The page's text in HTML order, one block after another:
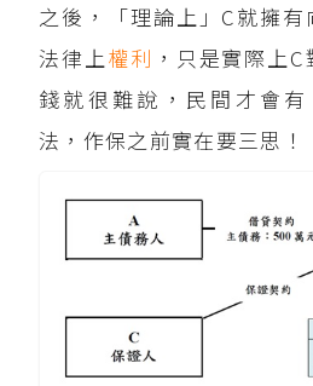
之後，「理論上」C就擁
法律上權利 ，只是實際上
錢就很難說，民間才會
法，作保之前實在要三思！